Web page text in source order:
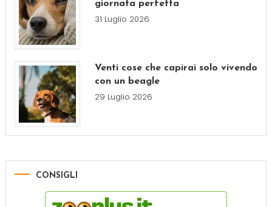
giornata perfetta
31 Luglio 2026
Venti cose che capirai solo vivendo
con un beagle
29 Luglio 2026
CONSIGLI